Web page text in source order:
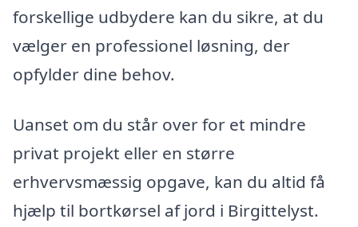
forskellige udbydere kan du sikre, at du
vælger en professionel løsning, der
opfylder dine behov.
Uanset om du står over for et mindre
privat projekt eller en større
erhvervsmæssig opgave, kan du altid få
hjælp til bortkørsel af jord i Birgittelyst.